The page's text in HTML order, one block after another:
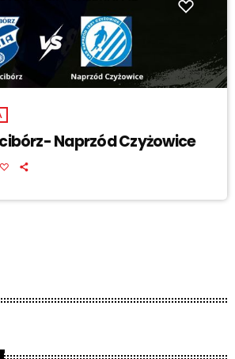
Naprzód Czyżowice